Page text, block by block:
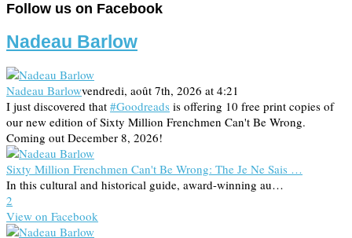
Follow us on Facebook
Nadeau Barlow
Nadeau Barlowvendredi, août 7th, 2026 at 4:21
I just discovered that #Goodreads is offering 10 free print copies of
our new edition of Sixty Million Frenchmen Can't Be Wrong.
Coming out December 8, 2026!
Sixty Million Frenchmen Can't Be Wrong: The Je Ne Sais …
In this cultural and historical guide, award-winning au…
2
View on Facebook